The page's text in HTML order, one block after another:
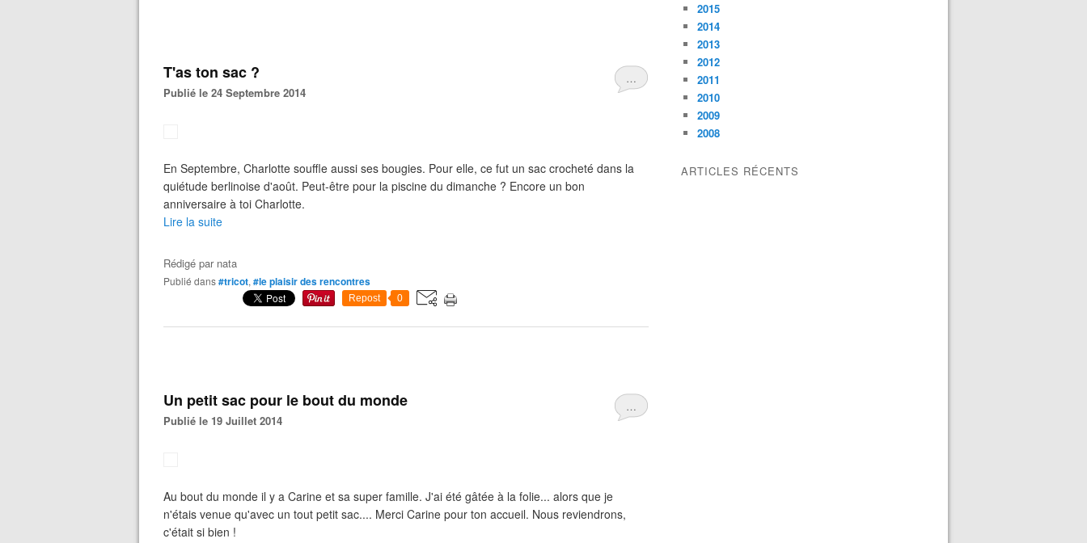
…
T'as ton sac ?
Publié le 24 Septembre 2014
En Septembre, Charlotte souffle aussi ses bougies. Pour elle, ce fut un sac crocheté dans la
quiétude berlinoise d'août. Peut-être pour la piscine du dimanche ? Encore un bon
anniversaire à toi Charlotte.
Lire la suite
Rédigé par nata
Publié dans#tricot, #le plaisir des rencontres
Repost 0
…
Un petit sac pour le bout du monde
Publié le 19 Juillet 2014
Au bout du monde il y a Carine et sa super famille. J'ai été gâtée à la folie... alors que je
n'étais venue qu'avec un tout petit sac.... Merci Carine pour ton accueil. Nous reviendrons,
c'était si bien !
2015
2014
2013
2012
2011
2010
2009
2008
ARTICLES RÉCENTS